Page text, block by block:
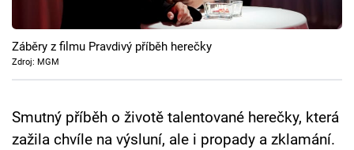
Cool Esport
Pořady
Sledujte prima+
Záběry z filmu Pravdivý příběh herečky
Zdroj: MGM
Smutný příběh o životě talentované herečky, která
zažila chvíle na výsluní, ale i propady a zklamání.